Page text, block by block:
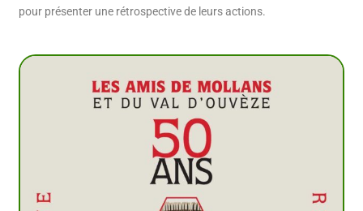
pour présenter une rétrospective de leurs actions.